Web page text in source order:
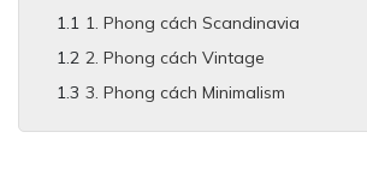
1. Phong cách Scandinavia
2. Phong cách Vintage
3. Phong cách Minimalism